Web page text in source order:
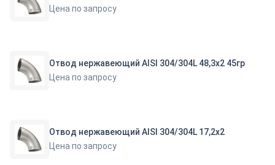
Цена по запросу
Отвод нержавеющий AISI 304/304L 48,3х2 45гр
Цена по запросу
Отвод нержавеющий AISI 304/304L 17,2х2
Цена по запросу